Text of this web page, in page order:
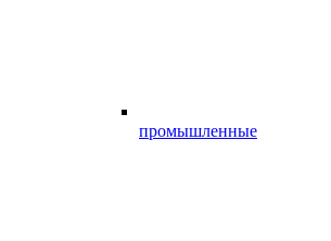
промышленные